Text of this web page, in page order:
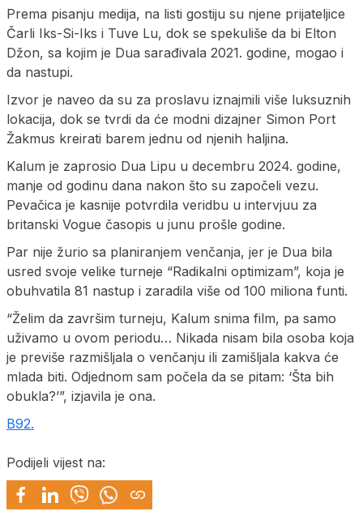
Prema pisanju medija, na listi gostiju su njene prijateljice
Čarli Iks-Si-Iks i Tuvе Lu, dok se spekuliše da bi Elton
Džon, sa kojim je Dua sarađivala 2021. godine, mogao i
da nastupi.
Izvor je naveo da su za proslavu iznajmili više luksuznih
lokacija, dok se tvrdi da će modni dizajner Simon Port
Žakmus kreirati barem jednu od njenih haljina.
Kalum je zaprosio Dua Lipu u decembru 2024. godine,
manje od godinu dana nakon što su započeli vezu.
Pevačica je kasnije potvrdila veridbu u intervjuu za
britanski Vogue časopis u junu prošle godine.
Par nije žurio sa planiranjem venčanja, jer je Dua bila
usred svoje velike turneje “Radikalni optimizam”, koja je
obuhvatila 81 nastup i zaradila više od 100 miliona funti.
“Želim da završim turneju, Kalum snima film, pa samo
uživamo u ovom periodu… Nikada nisam bila osoba koja
je previše razmišljala o venčanju ili zamišljala kakva će
mlada biti. Odjednom sam počela da se pitam: ‘Šta bih
obukla?’”, izjavila je ona.
B92.
Podijeli vijest na: